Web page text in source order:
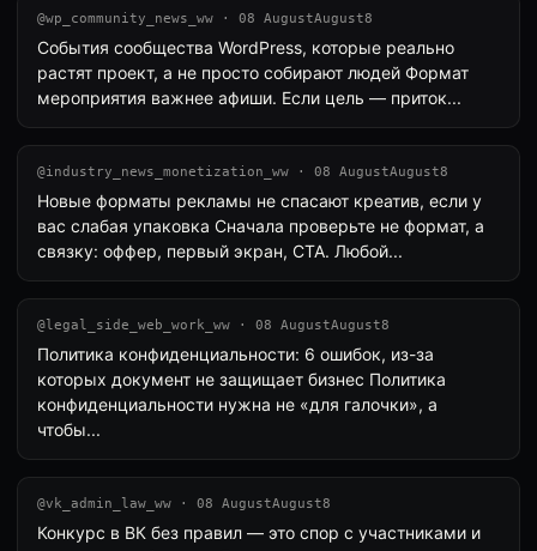
@wp_community_news_ww · 08 AugustAugust8
События сообщества WordPress, которые реально
растят проект, а не просто собирают людей Формат
мероприятия важнее афиши. Если цель — приток...
@industry_news_monetization_ww · 08 AugustAugust8
Новые форматы рекламы не спасают креатив, если у
вас слабая упаковка Сначала проверьте не формат, а
связку: оффер, первый экран, CTA. Любой...
@legal_side_web_work_ww · 08 AugustAugust8
Политика конфиденциальности: 6 ошибок, из-за
которых документ не защищает бизнес Политика
конфиденциальности нужна не «для галочки», а
чтобы...
@vk_admin_law_ww · 08 AugustAugust8
Конкурс в ВК без правил — это спор с участниками и